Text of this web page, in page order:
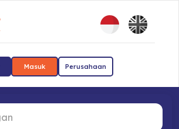
Masuk Perusahaan